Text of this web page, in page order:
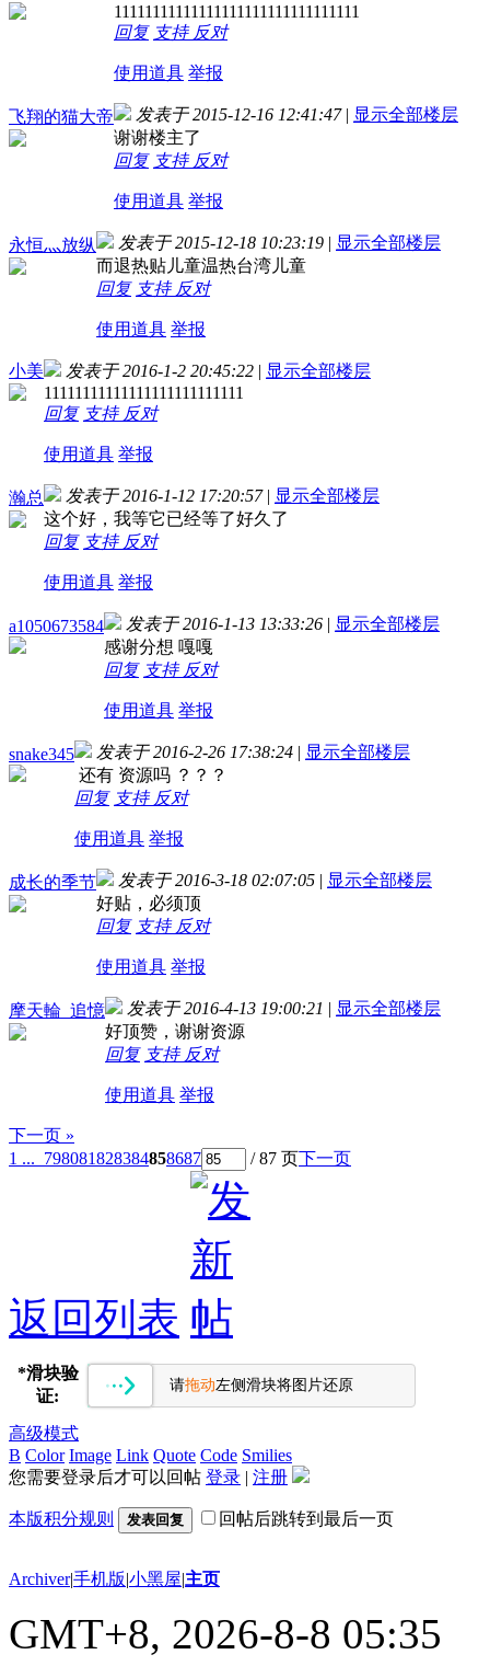
11111111111111111111111111111111
回复 支持 反对
使用道具 举报
飞翔的猫大帝 发表于 2015-12-16 12:41:47 | 显示全部楼层
谢谢楼主了
回复 支持 反对
使用道具 举报
永恒灬放纵 发表于 2015-12-18 10:23:19 | 显示全部楼层
而退热贴儿童温热台湾儿童
回复 支持 反对
使用道具 举报
小美 发表于 2016-1-2 20:45:22 | 显示全部楼层
11111111111111111111111111
回复 支持 反对
使用道具 举报
瀚总 发表于 2016-1-12 17:20:57 | 显示全部楼层
这个好，我等它已经等了好久了
回复 支持 反对
使用道具 举报
a1050673584 发表于 2016-1-13 13:33:26 | 显示全部楼层
感谢分想 嘎嘎
回复 支持 反对
使用道具 举报
snake345 发表于 2016-2-26 17:38:24 | 显示全部楼层
还有 资源吗 ？？？
回复 支持 反对
使用道具 举报
成长的季节 发表于 2016-3-18 02:07:05 | 显示全部楼层
好贴，必须顶
回复 支持 反对
使用道具 举报
摩天輪_追憶 发表于 2016-4-13 19:00:21 | 显示全部楼层
好顶赞，谢谢资源
回复 支持 反对
使用道具 举报
下一页 »
1 ... 798081828384858687 / 87 页下一页
返回列表
*滑块验
证:
请拖动左侧滑块将图片还原
高级模式
B Color Image Link Quote Code Smilies
您需要登录后才可以回帖 登录 | 注册
本版积分规则 发表回复 回帖后跳转到最后一页
Archiver|手机版|小黑屋|主页
GMT+8, 2026-8-8 05:35